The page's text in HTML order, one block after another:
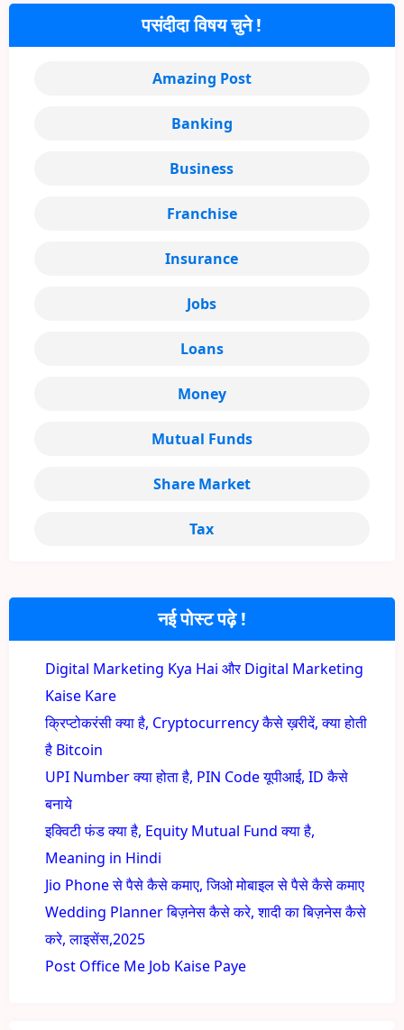
नई पोस्ट पढ़े !
Digital Marketing Kya Hai और Digital Marketing
Kaise Kare
क्रिप्टोकरंसी क्या है, Cryptocurrency कैसे ख़रीदें, क्या होती
है Bitcoin
UPI Number क्या होता है, PIN Code यूपीआई, ID कैसे
बनाये
इक्विटी फंड क्या है, Equity Mutual Fund क्या है,
Meaning in Hindi
Jio Phone से पैसे कैसे कमाए, जिओ मोबाइल से पैसे कैसे कमाए
Wedding Planner बिज़नेस कैसे करे, शादी का बिज़नेस कैसे
करे, लाइसेंस,2025
Post Office Me Job Kaise Paye
पसंदीदा विषय चुने !
Amazing Post
Banking
Business
Franchise
Insurance
Jobs
Loans
Money
Mutual Funds
Share Market
Tax